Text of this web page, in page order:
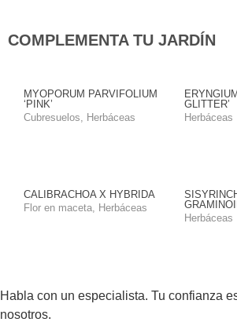
COMPLEMENTA TU JARDÍN
Cubresuelos Herbáceas
MYOPORUM PARVIFOLIUM
‘PINK’
Herbáceas
GLITTER’
Flor en maceta Herbáceas
CALIBRACHOA X HYBRIDA
Herbáceas
Habla con un especialista. Tu confianza
nosotros.